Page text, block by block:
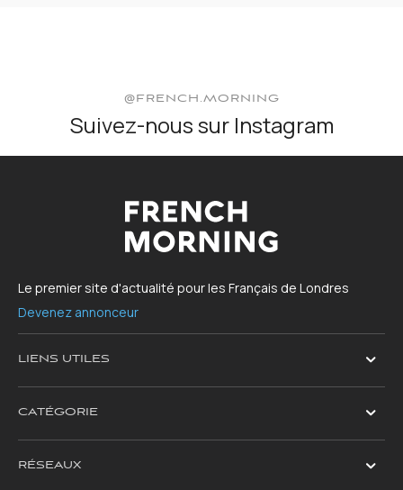
@FRENCH.MORNING
Suivez-nous sur Instagram
Le premier site d'actualité pour les Français de Londres
Devenez annonceur
LIENS UTILES
CATÉGORIE
RÉSEAUX